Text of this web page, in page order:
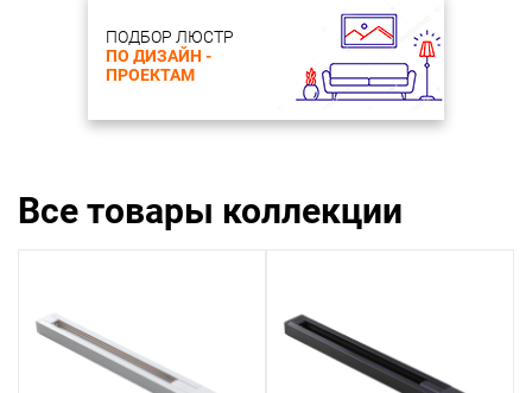
ПОДБОР ЛЮСТР
ПО ДИЗАЙН -
ПРОЕКТАМ
Все товары коллекции